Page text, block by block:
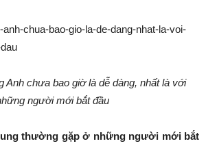
Anh chưa bao giờ là dễ dàng, nhất là với
người mới bắt đầu
thường gặp ở những người mới bắt